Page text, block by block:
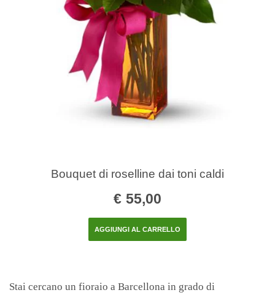
Bouquet di roselline dai toni caldi
€ 55,00
AGGIUNGI AL CARRELLO
Stai cercano un fioraio a Barcellona in grado di